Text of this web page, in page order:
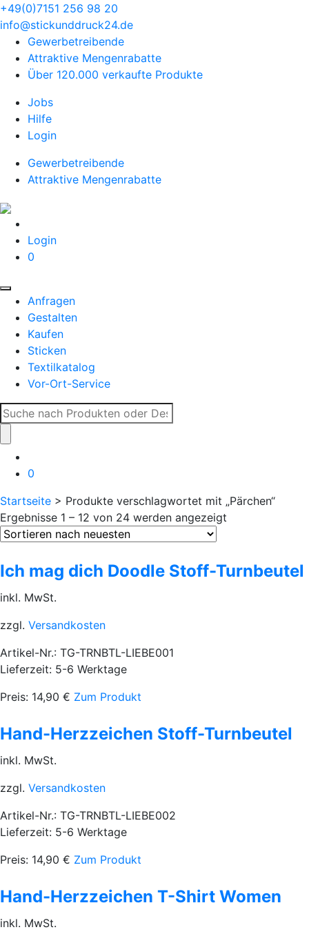
+49(0)7151 256 98 20‬
info@stickunddruck24.de
Gewerbetreibende
Attraktive Mengenrabatte
Über 120.000 verkaufte Produkte
Jobs
Hilfe
Login
Gewerbetreibende
Attraktive Mengenrabatte
Login
0
Anfragen
Gestalten
Kaufen
Sticken
Textilkatalog
Vor-Ort-Service
Suche
nach:
0
Startseite > Produkte verschlagwortet mit „Pärchen“
Ergebnisse 1 – 12 von 24 werden angezeigt
Ich mag dich Doodle Stoff-Turnbeutel
inkl. MwSt.
zzgl. Versandkosten
Artikel-Nr.: TG-TRNBTL-LIEBE001
Lieferzeit: 5-6 Werktage
Preis: 14,90 € Zum Produkt
Hand-Herzzeichen Stoff-Turnbeutel
inkl. MwSt.
zzgl. Versandkosten
Artikel-Nr.: TG-TRNBTL-LIEBE002
Lieferzeit: 5-6 Werktage
Preis: 14,90 € Zum Produkt
Hand-Herzzeichen T-Shirt Women
inkl. MwSt.